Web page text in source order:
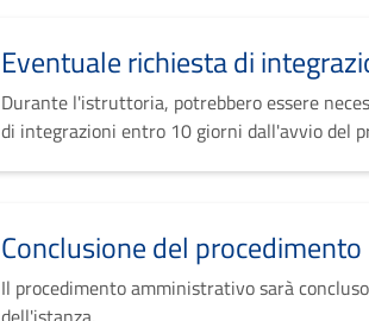
Eventuale richiesta di
Durante l'istruttoria, potrebbero essere
di integrazioni entro 10 giorni dall'avvio del
Conclusione del procedimento
Il procedimento amministrativo sarà